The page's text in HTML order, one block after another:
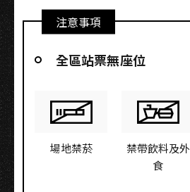
注意事項
全區站票無座位
場地禁菸
禁帶飲料及外
食